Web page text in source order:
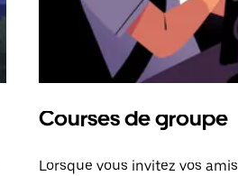
Courses de groupe
Lorsque vous invitez vos